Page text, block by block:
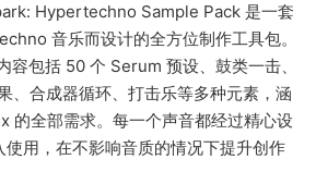
Hypertechno Sample Pack 是一套
音乐而设计的全方位制作工具包。
容包括 50 个 Serum 预设、鼓类一击、
、合成器循环、打击乐等多种元素，涵
的全部需求。每一个声音都经过精心设
用，在不影响音质的情况下提升创作